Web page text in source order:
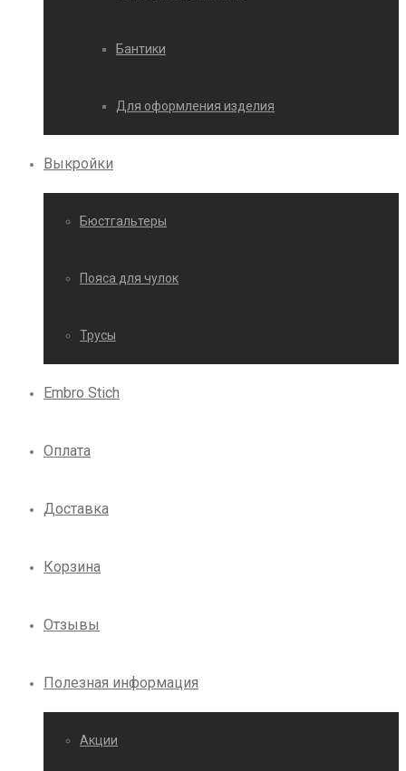
Бантики
Для оформления изделия
Выкройки
Бюстгальтеры
Пояса для чулок
Трусы
Embro Stich
Оплата
Доставка
Корзина
Отзывы
Полезная информация
Акции